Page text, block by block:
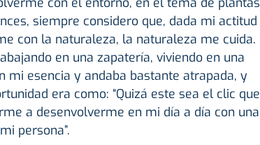
siempre considero que, dada mi actitud
con la naturaleza, la naturaleza me cuida.
en una zapatería, viviendo en una
mi esencia y andaba bastante atrapada, y
era como: “Quizá este sea el clic que
a desenvolverme en mi día a día con una
persona”.